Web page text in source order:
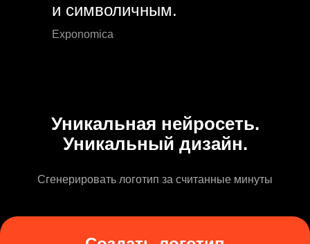
и символичным.
Exponomica
Уникальная нейросеть.
Уникальный дизайн.
Сгенерировать логотип за считанные минуты